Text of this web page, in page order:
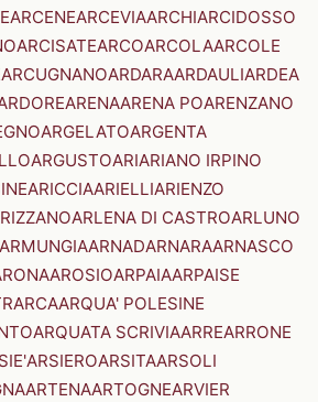
ARCENEARCEVIAARCHIARCIDOSSO
ARCISATEARCOARCOLAARCOLE
ARCUGNANOARDARAARDAULIARDEA
ARENAARENA POARENZANO
ARGELATOARGENTA
ARGUSTOARIARIANO IRPINO
ARICCIAARIELLIARIENZO
ARLENA DI CASTROARLUNO
ARMUNGIAARNADARNARAARNASCO
AROSIOARPAIAARPAISE
ARQUA' POLESINE
ARQUATA SCRIVIAARREARRONE
ARSIEROARSITAARSOLI
ARTENAARTOGNEARVIER